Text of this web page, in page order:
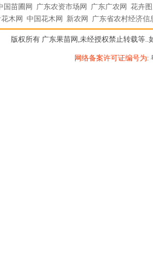
国苗圃网 广东农资市场网 广东广农网 花卉
木网 中国花木网 新农网 广东省农村经济
版权所有 广东果苗网,未经授权禁止转载等..
网络备案许可证编号为: